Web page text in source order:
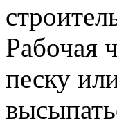
Рабочая
песку